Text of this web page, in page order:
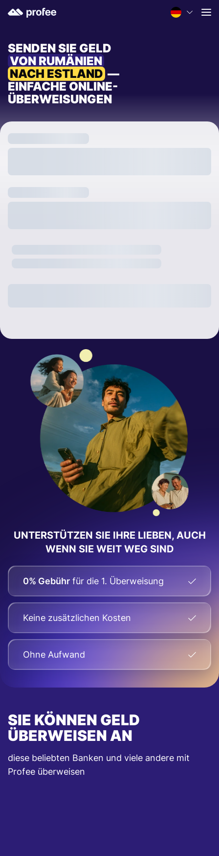
SENDEN SIE GELD
VON RUMÄNIEN
NACH ESTLAND —
EINFACHE ONLINE-
ÜBERWEISUNGEN
UNTERSTÜTZEN SIE IHRE LIEBEN, AUCH
WENN SIE WEIT WEG SIND
0% Gebühr für die 1. Überweisung
Keine zusätzlichen Kosten
Оhne Aufwand
SIE KÖNNEN GELD
ÜBERWEISEN AN
diese beliebten Banken und viele andere mit
Profee überweisen